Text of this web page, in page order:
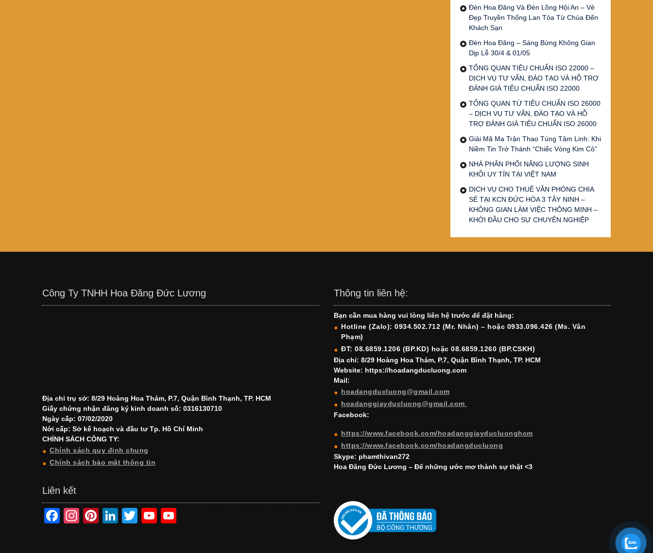
Đèn Hoa Đăng Và Đèn Lồng Hội An – Vẻ
Đẹp Truyền Thống Lan Tỏa Từ Chùa Đến
Khách Sạn
Đèn Hoa Đăng – Sáng Bừng Không Gian
Dịp Lễ 30/4 & 01/05
TỔNG QUAN TIÊU CHUẨN ISO 22000 –
DỊCH VỤ TƯ VẤN, ĐÀO TẠO VÀ HỖ TRỢ
ĐÁNH GIÁ TIÊU CHUẨN ISO 22000
TỔNG QUAN TỪ TIÊU CHUẨN ISO 26000
– DỊCH VỤ TƯ VẤN, ĐÀO TẠO VÀ HỖ
TRỢ ĐÁNH GIÁ TIÊU CHUẨN ISO 26000
Giải Mã Ma Trận Thao Túng Tâm Linh: Khi
Niềm Tin Trở Thành “Chiếc Vòng Kim Cô”
NHÀ PHÂN PHỐI NĂNG LƯỢNG SINH
KHỐI UY TÍN TẠI VIỆT NAM
DỊCH VỤ CHO THUÊ VĂN PHÒNG CHIA
SẺ TẠI KCN ĐỨC HÒA 3 TÂY NINH –
KHÔNG GIAN LÀM VIỆC THÔNG MINH –
KHỞI ĐẦU CHO SỰ CHUYÊN NGHIỆP
Công Ty TNHH Hoa Đăng Đức Lương
Địa chỉ trụ sở: 8/29 Hoàng Hoa Thám, P.7, Quận Bình Thạnh, TP. HCM
Giấy chứng nhận đăng ký kinh doanh số: 0316130710
Ngày cấp: 07/02/2020
Nới cấp: Sở kế hoạch và đầu tư Tp. Hồ Chí Minh
CHÍNH SÁCH CÔNG TY:
Chính sách quy định chung
Chính sách bảo mật thông tin
Liên kết
F
In
Pi
Li
T
Y
Thông tin liên hệ:
Bạn cần mua hàng vui lòng liên hệ trước để đặt hàng:
Hotline (Zalo): 0934.502.712 (Mr. Nhân) – hoặc 0933.096.426 (Ms. Vân
Phạm)
ĐT: 08.6859.1206 (BP.KD) hoặc 08.6859.1260 (BP.CSKH)
Địa chỉ: 8/29 Hoàng Hoa Thám, P.7, Quận Bình Thạnh, TP. HCM
Website: https://hoadangducluong.com
Mail:
hoadangducluong@gmail.com
hoadanggiayducluong@gmail.com
Facebook:
https://www.facebook.com/hoadanggiayducluonghcm
https://www.facebook.com/hoadangducluong
Skype: phamthivan272
Hoa Đăng Đức Lương – Để những ước mơ thành sự thật <3